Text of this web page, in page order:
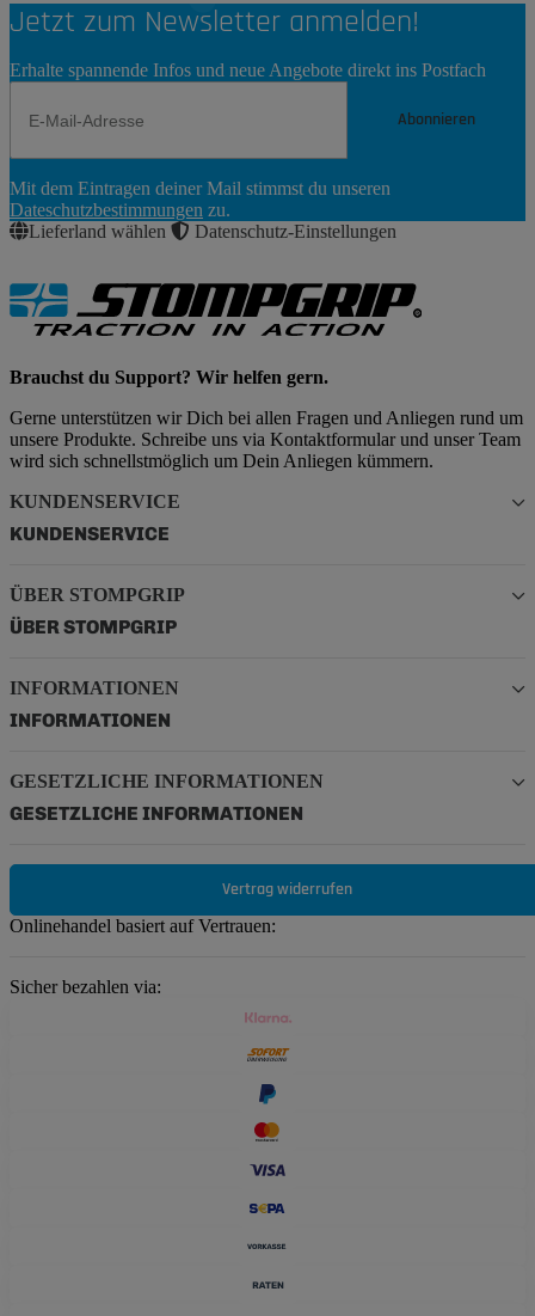
Jetzt zum Newsletter anmelden!
Erhalte spannende Infos und neue Angebote direkt ins Postfach
Abonnieren
Abonnieren
Mit dem Eintragen deiner Mail stimmst du unseren
Dateschutzbestimmungen zu.
Lieferland wählen
Datenschutz-Einstellungen
Brauchst du Support? Wir helfen gern.
Gerne unterstützen wir Dich bei allen Fragen und Anliegen rund um
unsere Produkte. Schreibe uns via Kontaktformular und unser Team
wird sich schnellstmöglich um Dein Anliegen kümmern.
KUNDENSERVICE
KUNDENSERVICE
ÜBER STOMPGRIP
ÜBER STOMPGRIP
INFORMATIONEN
INFORMATIONEN
GESETZLICHE INFORMATIONEN
GESETZLICHE INFORMATIONEN
Vertrag widerrufen
Onlinehandel basiert auf Vertrauen:
Sicher bezahlen via: